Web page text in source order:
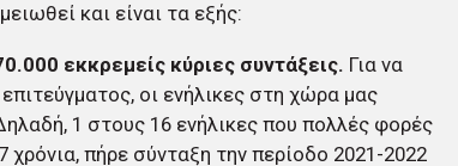
και είναι τα εξής:
εκκρεμείς κύριες συντάξεις. Για να
οι ενήλικες στη χώρα μας
1 στους 16 ενήλικες που πολλές φορές
χρόνια, πήρε σύνταξη την περίοδο 2021-2022